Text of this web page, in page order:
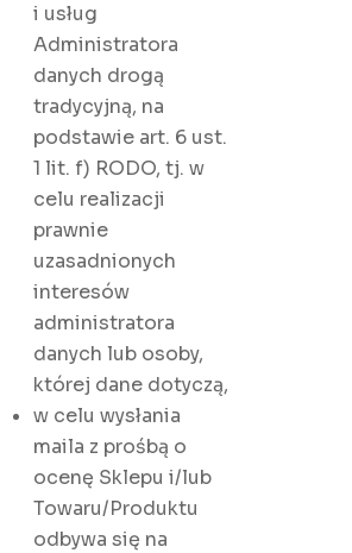
i usług
Administratora
danych drogą
tradycyjną, na
podstawie art. 6 ust.
1 lit. f) RODO, tj. w
celu realizacji
prawnie
uzasadnionych
interesów
administratora
danych lub osoby,
której dane dotyczą,
w celu wysłania
maila z prośbą o
ocenę Sklepu i/lub
Towaru/Produktu
odbywa się na